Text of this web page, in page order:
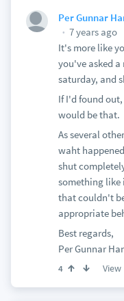
Per Gunnar
7 years ago
It's more like
you've asked
saturday, and
If I'd found
would be that.
As several
waht
shut
something like
that couldn't
appropriate
Best regards,
Per Gunnar
4 View